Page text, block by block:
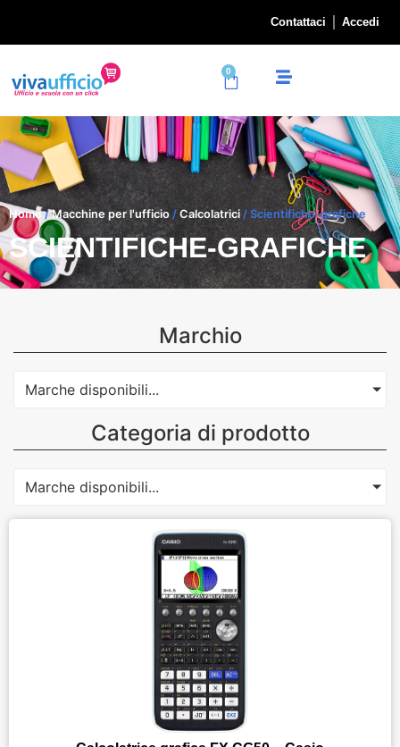
Contattaci Accedi
0
Home/Macchine per l'ufficio / Calcolatrici / Scientifiche-grafiche
SCIENTIFICHE-GRAFICHE
Marchio
Marche disponibili...
Categoria di prodotto
Marche disponibili...